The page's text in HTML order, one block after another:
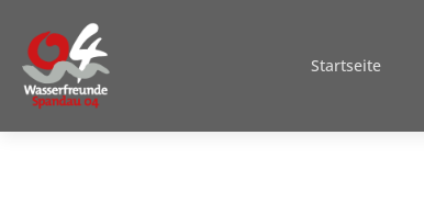
Startseite